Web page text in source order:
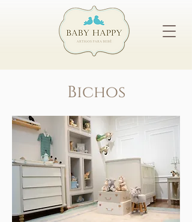
Bichos